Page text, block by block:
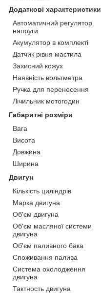
Додаткові характеристики
Автоматичний регулятор
напруги
Акумулятор в комплекті
Датчик рівня мастила
Захисний кожух
Наявність вольтметра
Ручка для перенесення
Лічильник мотогодин
Габаритні розміри
Вага
Висота
Довжина
Ширина
Двигун
Кількість циліндрів
Марка двигуна
Об'єм двигуна
Об'єм масляної системи
двигуна
Об'єм паливного бака
Споживання палива
Система охолодження
двигуна
Тактность двигуна